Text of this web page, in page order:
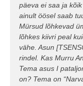
päeva ei saa ja
ainult öösel saab
Mürsud lõhkevad
lõhkes kiivri peal
vähe. Asun
rindel. Kas Murru
Tema asus I
on? Tema on